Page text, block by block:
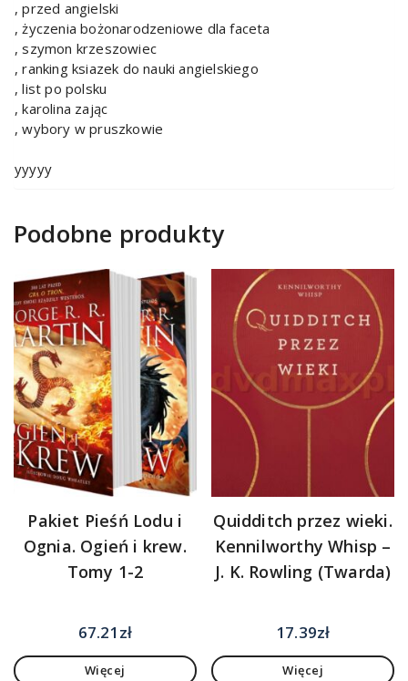
, przed angielski
, życzenia bożonarodzeniowe dla faceta
, szymon krzeszowiec
, ranking ksiazek do nauki angielskiego
, list po polsku
, karolina zając
, wybory w pruszkowie
yyyyy
Podobne produkty
Pakiet Pieśń Lodu i
Ognia. Ogień i krew.
Tomy 1-2
67.21 zł
Więcej
Quidditch przez wieki.
Kennilworthy Whisp –
J. K. Rowling (Twarda)
17.39zł
Więcej